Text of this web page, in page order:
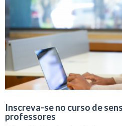
Inscreva-se no curso de
professores